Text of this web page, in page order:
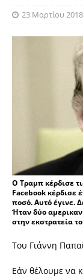
23 Μαρτίου 2018
Ο Τραμπ κέρδισε
Facebook κέρδισε
ποσό. Αυτό έγινε.
Ήταν δύο
στην εκστρατεία
Του Γιάννη
Εάν θέλουμε να